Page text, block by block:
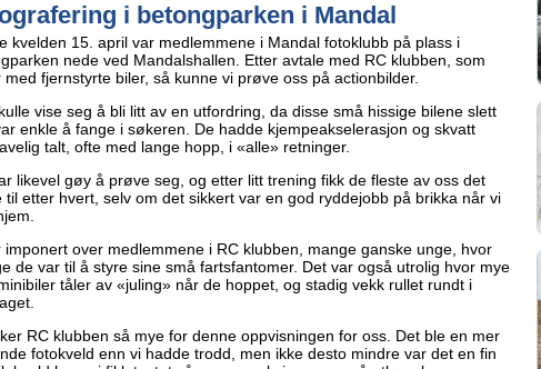
i betongparken i Mandal
kvelden 15. april var medlemmene i Mandal fotoklubb på plass i
nede ved Mandalshallen. Etter avtale med RC klubben, som
med fjernstyrte biler, så kunne vi prøve oss på actionbilder.
vise seg å bli litt av en utfordring, da disse små hissige bilene slett
enkle å fange i søkeren. De hadde kjempeakselerasjon og skvatt
talt, ofte med lange hopp, i «alle» retninger.
likevel gøy å prøve seg, og etter litt trening fikk de fleste av oss det
til etter hvert, selv om det sikkert var en god ryddejobb på brikka når vi
imponert over medlemmene i RC klubben, mange ganske unge, hvor
de var til å styre sine små fartsfantomer. Det var også utrolig hvor mye
tåler av «juling» når de hoppet, og stadig vekk rullet rundt i
RC klubben så mye for denne oppvisningen for oss. Det ble en mer
fotokveld enn vi hadde trodd, men ikke desto mindre var det en fin